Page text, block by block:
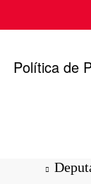
Política de